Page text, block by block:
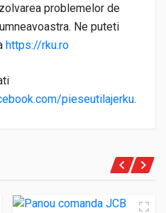
problemelor de
Ne puteti
https://rku.ro
pieseutilajerku.